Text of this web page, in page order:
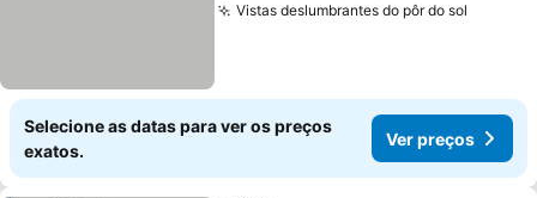
Vistas deslumbrantes do pôr do sol
Selecione as datas para ver os preços
exatos.
Ver preços